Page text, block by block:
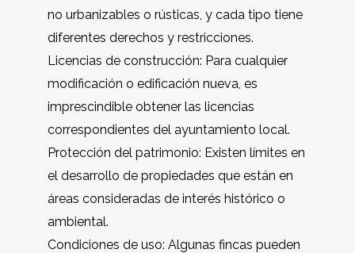
no urbanizables o rústicas, y cada tipo tiene
diferentes derechos y restricciones.
Licencias de construcción: Para cualquier
modificación o edificación nueva, es
imprescindible obtener las licencias
correspondientes del ayuntamiento local.
Protección del patrimonio: Existen límites en
el desarrollo de propiedades que están en
áreas consideradas de interés histórico o
ambiental.
Condiciones de uso: Algunas fincas pueden